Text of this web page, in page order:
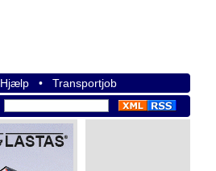
Hjælp • Transportjob